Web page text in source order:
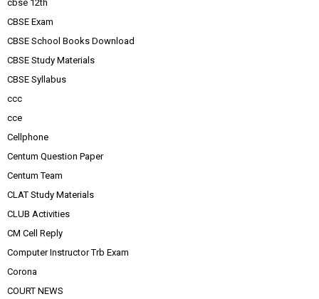
cbse 12th
CBSE Exam
CBSE School Books Download
CBSE Study Materials
CBSE Syllabus
ccc
cce
Cellphone
Centum Question Paper
Centum Team
CLAT Study Materials
CLUB Activities
CM Cell Reply
Computer Instructor Trb Exam
Corona
COURT NEWS